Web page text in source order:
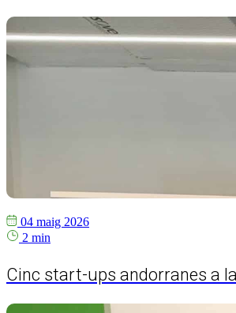
04 maig 2026
2 min
Cinc start-ups andorranes a